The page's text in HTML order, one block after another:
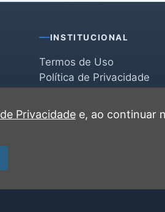
INSTITUCIONAL
Termos de Uso
Política de Privacidade
Contato
Privacidadee, ao continuar